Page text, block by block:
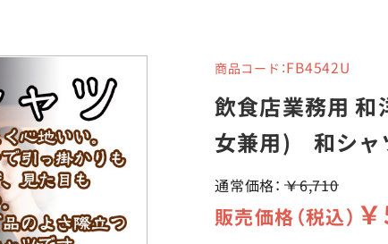
商品コード：FB4542U
飲食店業務用 和
女兼用) 和シャ
通常価格： ￥6,710
販売価格（税込）